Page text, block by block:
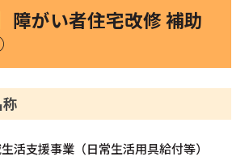
障がい者住宅改修 補助
活支援事業（日常生活用具給付等）